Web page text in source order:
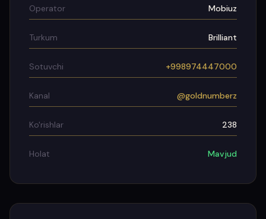
Operator Mobiuz
Turkum Brilliant
Sotuvchi +998974447000
Kanal @goldnumberz
Ko'rishlar 238
Holat Mavjud